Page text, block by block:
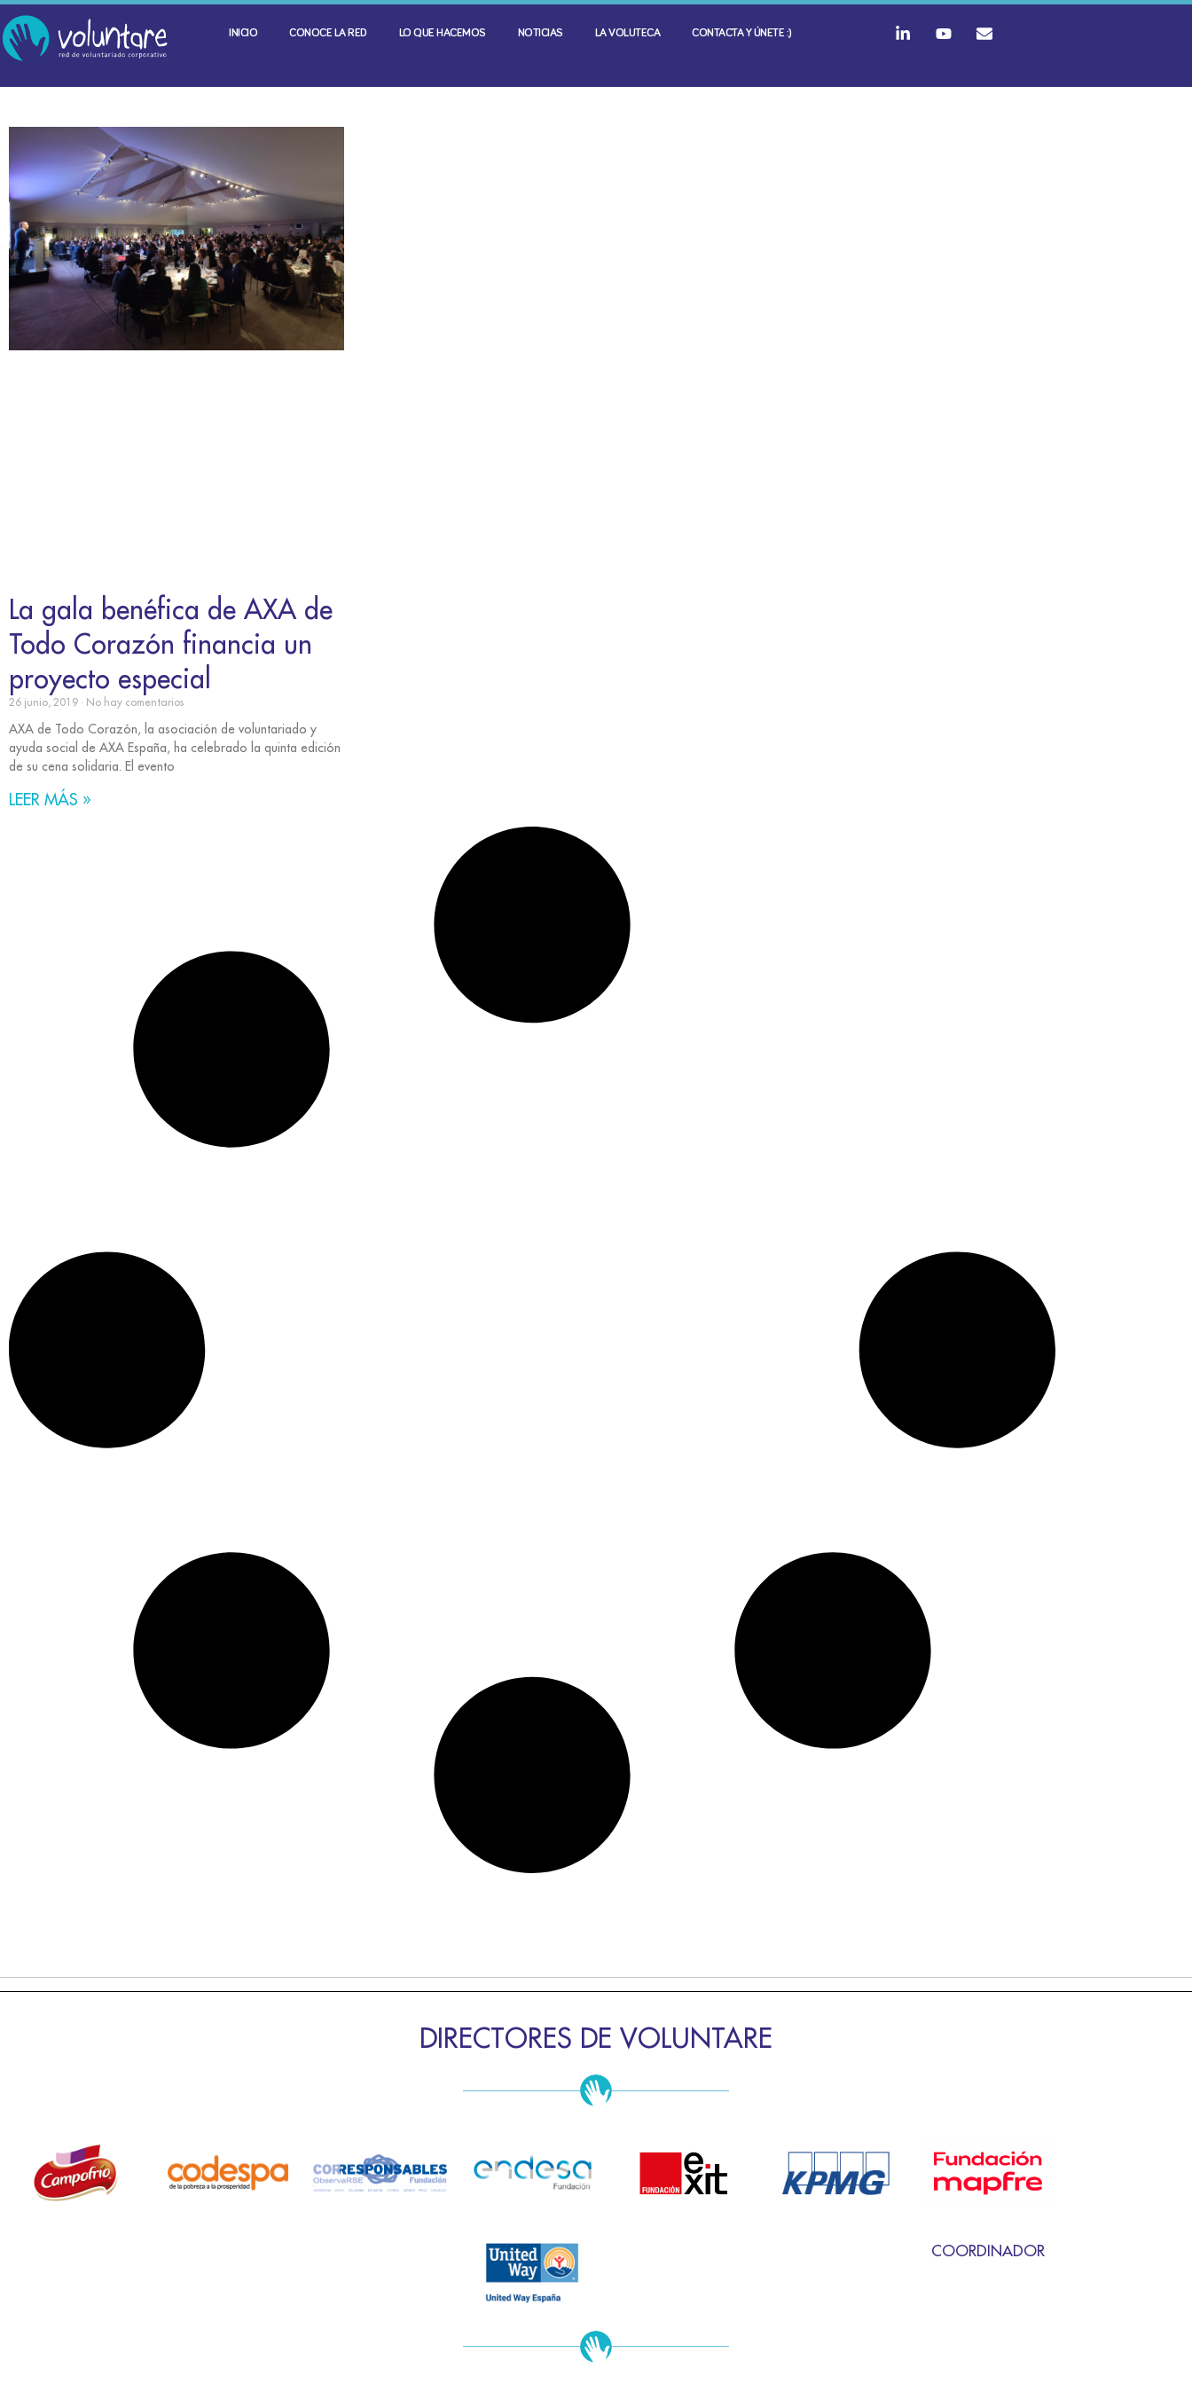
INICIO CONOCE LA RED LO QUE HACEMOS NOTICIAS LA VOLUTECA CONTACTA Y ÚNETE :)
La gala benéfica de AXA de
Todo Corazón financia un
proyecto especial
26 junio, 2019 No hay comentarios
AXA de Todo Corazón, la asociación de voluntariado y
ayuda social de AXA España, ha celebrado la quinta edición
de su cena solidaria. El evento
LEER MÁS »
DIRECTORES DE VOLUNTARE
COORDINADOR